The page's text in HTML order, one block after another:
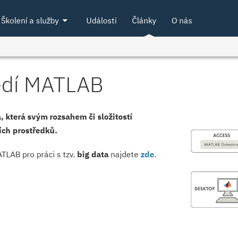
Školení a službyarrow_drop_down Události Články O nás
MATLAB
která svým rozsahem či složitostí
prostředků.
pro práci s tzv. big datanajdete zde.